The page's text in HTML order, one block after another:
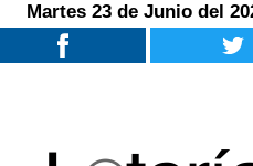
Martes 23 de Junio del